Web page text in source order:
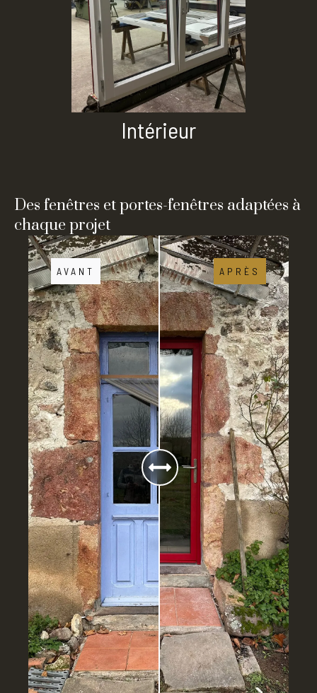
Intérieur
Des fenêtres et portes-fenêtres adaptées à
chaque projet
AVANT APRÈS